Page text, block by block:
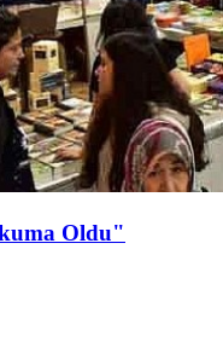
Oldu"